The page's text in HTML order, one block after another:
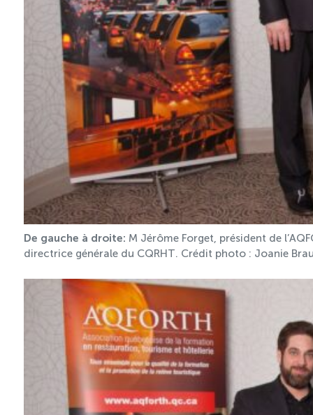
Programme de francisation
Métiers et carrières en tourisme
Norme entretien ménager
Boomerang
Saisonnalité
Chantier sur la saisonnalité
Bassins de main-d’oeuvre diversifiés
Devenir membre
Catalogue de formations en ligne
ÉTUDES
EN
INFOLETTRE
NOUVELLES
De gauche à droite: M Jérôme Forget, président de
directrice générale du CQRHT. Crédit photo : Joanie